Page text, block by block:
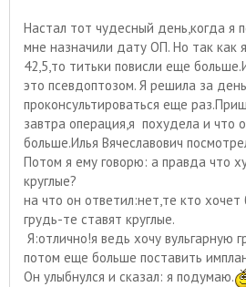
Настал тот чудесный день,когда я
мне назначили дату ОП. Но так как
42,5,то титьки повисли еще
это псевдоптозом. Я решила за
проконсультироваться еще
завтра операция,я похудела и что
больше.Илья Вячеславович
Потом я ему говорю: а правда что
круглые?
на что он ответил:нет,те кто хочет
грудь-те ставят круглые.
Я:отлично!я ведь хочу вульгарную
потом еще больше поставить
Он улыбнулся и сказал: я подумаю.